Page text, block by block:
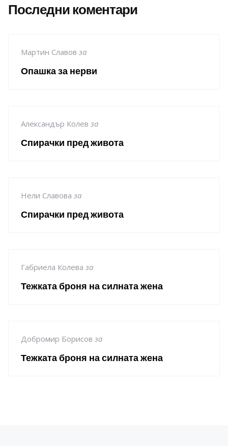
Последни коментари
Мартин Славов за
Опашка за нерви
Александър Колев за
Спирачки пред живота
Нели Славова за
Спирачки пред живота
Габриела Колева за
Тежката броня на силната жена
Добромир Борисов за
Тежката броня на силната жена